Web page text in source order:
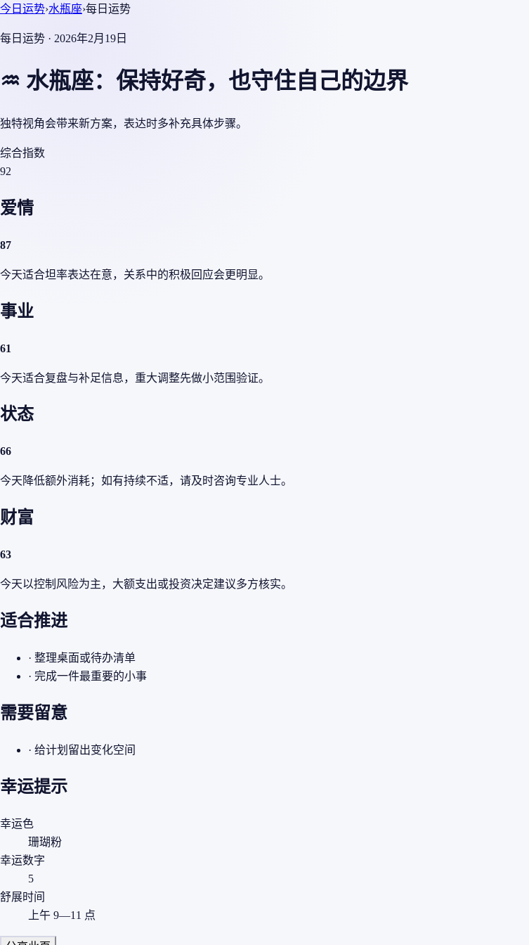
今日运势›水瓶座›每日运势
每日运势 · 2026年2月19日
♒ 水瓶座：保持好奇，也守住自己的边界
独特视角会带来新方案，表达时多补充具体步骤。
综合指数
92
爱情
87
今天适合坦率表达在意，关系中的积极回应会更明显。
事业
61
今天适合复盘与补足信息，重大调整先做小范围验证。
状态
66
今天降低额外消耗；如有持续不适，请及时咨询专业人士。
财富
63
今天以控制风险为主，大额支出或投资决定建议多方核实。
适合推进
· 整理桌面或待办清单
· 完成一件最重要的小事
需要留意
· 给计划留出变化空间
幸运提示
幸运色
珊瑚粉
幸运数字
5
舒展时间
上午 9—11 点